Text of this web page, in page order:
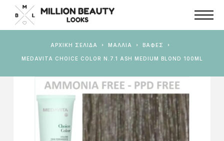
ΑΡΧΙΚΉ ΣΕΛΊΔΑ ΜΑΛΛΙΑ ΒΑΦΈΣ
MEDAVITA CHOICE COLOR N.7.1 ASH MEDIUM BLOND 100ML